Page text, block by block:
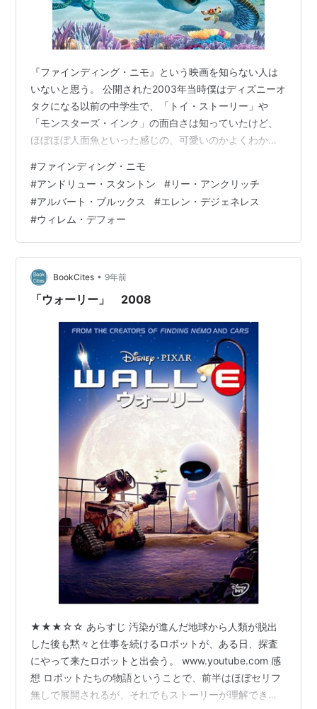
『ファインディング・ニモ』という映画を知らない人は
いないと思う。 公開された2003年当時僕はディズニーオ
タクになる以前の中学生で、「トイ・ストーリー」や
「モンスターズ・インク」の面白さは知っていたけど、
ほぼほぼ人面魚といった感じの、可愛いのかよくわから
ーつまんなさそう」と思っていたものだ。 中学生2年生
の頃初めて彼女ができて、それでもお互い無口でほとん
ど会話もなく、なんとなくデートという名目でイオンを
ぶらぶらしていたりしていた時、同じ部活の友人たちも
カップルでイオンにダブルデートしていて、奇しくも３
カップルで一緒に『ファインディング・ニモ』…
#ファインディング・ニモ
#アンドリュー・スタントン #リー・アンクリッチ
#アルバート・ブルックス #エレン・デジェネレス
#ウィレム・デフォー
BookCites • 9年前
「ウォーリー」 2008
★★★☆☆ あらすじ 汚染が進んだ地球から人類が脱出
した後も黙々と仕事を続けるロボットが、ある日、探査
にやって来たロボットと出会う。 www.youtube.com 感
想 ロボットたちの物語ということで、前半はほぼセリフ
無しで展開されるが、それでもストーリーが理解できて